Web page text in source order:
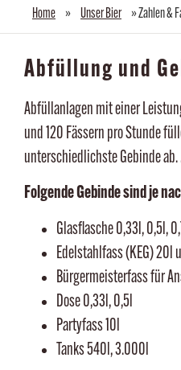
Home » Unser Bier »Zahlen &
Abfüllung und
Abfüllanlagen mit einer
und 120 Fässern pro Stunde
unterschiedlichste Gebinde ab.
Folgende Gebinde sind je
Glasflasche 0,33l, 0,5l,
Edelstahlfass (KEG) 20l
Bürgermeisterfass für
Dose 0,33l, 0,5l
Partyfass 10l
Tanks 540l, 3.000l